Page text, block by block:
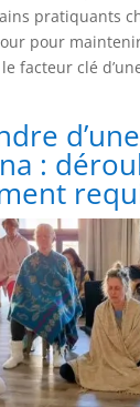
pratiquants
pour
facteur clé
: